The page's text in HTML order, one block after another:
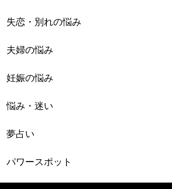
失恋・別れの悩み
夫婦の悩み
妊娠の悩み
悩み・迷い
夢占い
パワースポット